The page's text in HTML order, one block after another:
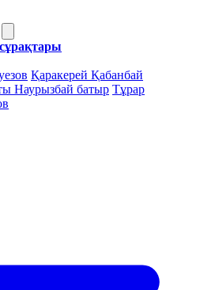
Қаракерей Қабанбай
Наурызбай батыр Тұрар